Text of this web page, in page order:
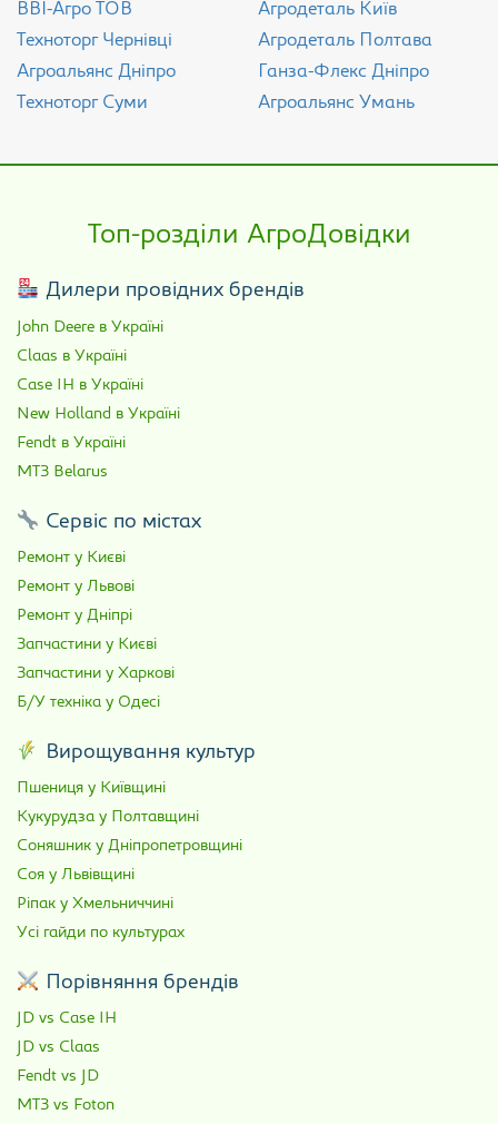
ВВІ-Агро ТОВ
Техноторг Чернівці
Агроальянс Дніпро
Техноторг Суми
Агродеталь Київ
Агродеталь Полтава
Ганза-Флекс Дніпро
Агроальянс Умань
Топ-розділи АгроДовідки
Дилери провідних брендів
John Deere в Україні
Claas в Україні
Case IH в Україні
New Holland в Україні
Fendt в Україні
МТЗ Belarus
Сервіс по містах
Ремонт у Києві
Ремонт у Львові
Ремонт у Дніпрі
Запчастини у Києві
Запчастини у Харкові
Б/У техніка у Одесі
Вирощування культур
Пшениця у Київщині
Кукурудза у Полтавщині
Соняшник у Дніпропетровщині
Соя у Львівщині
Ріпак у Хмельниччині
Усі гайди по культурах
Порівняння брендів
JD vs Case IH
JD vs Claas
Fendt vs JD
МТЗ vs Foton